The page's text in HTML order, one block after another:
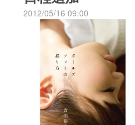
所 代々木公園○定員 １５
名予約はこちらからとなり
http://www.civicart.jp/668.ht
ml 申し込み時に、パトロン
になった方は、campfireの
ユーザ名をご記入くださ
2012/05/16 09:00